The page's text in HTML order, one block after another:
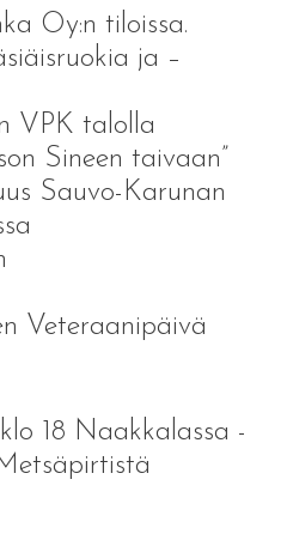
Oy:n tiloissa.
ja –
VPK talolla
Sineen taivaan”
Sauvo-Karunan
Veteraanipäivä
klo 18 Naakkalassa -